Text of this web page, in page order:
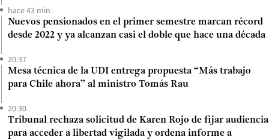
hace 43 min
Nuevos pensionados en el primer semestre marcan récord
desde 2022 y ya alcanzan casi el doble que hace una década
20:37
Mesa técnica de la UDI entrega propuesta “Más trabajo
para Chile ahora” al ministro Tomás Rau
20:30
Tribunal rechaza solicitud de Karen Rojo de fijar audiencia
para acceder a libertad vigilada y ordena informe a